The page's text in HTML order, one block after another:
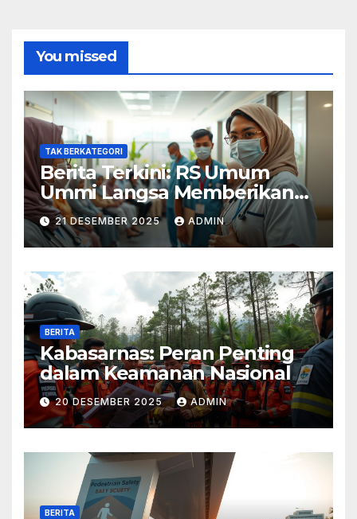
You missed
TAK BERKATEGORI
Berita Terkini: RS Umum
Ummi Langsa Memberikan
Layanan Terbaik
21 DESEMBER 2025 ADMIN
BERITA
Kabasarnas: Peran Penting
dalam Keamanan Nasional
20 DESEMBER 2025 ADMIN
BERITA